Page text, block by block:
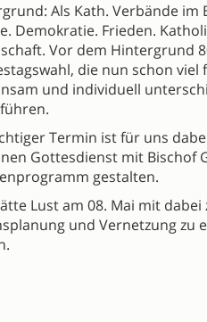
Als Kath. Verbände im
Demokratie. Frieden.
Vor dem Hintergrund
die nun schon
und individuell
Termin ist für uns
Gottesdienst mit Bischof
gestalten.
Lust am 08. Mai mit
und Vernetzung zu